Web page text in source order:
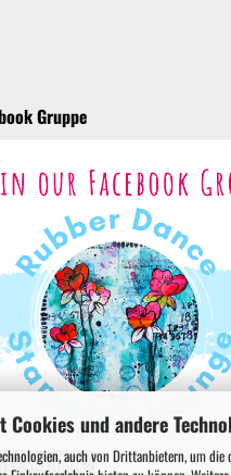
Cookies und andere
auch von Drittanbietern, um
Gruppe
widerrufen